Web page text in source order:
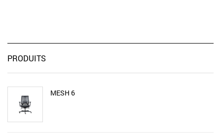
PRODUITS
MESH 6